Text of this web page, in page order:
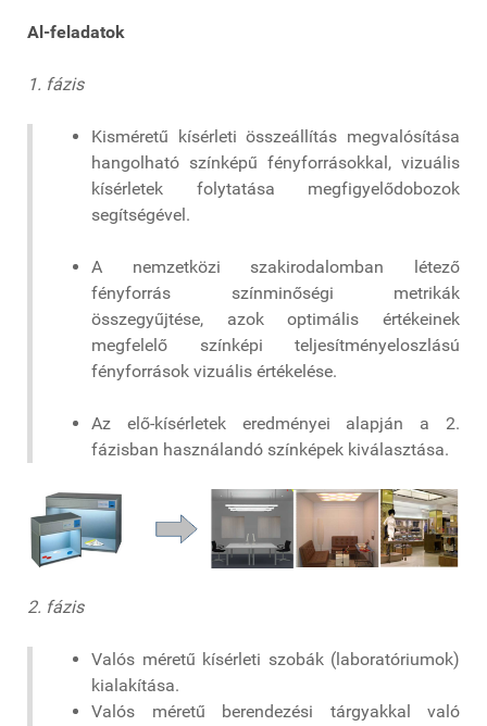
Al-feladatok
1. fázis
Kisméretű kísérleti összeállítás megvalósítása
hangolható színképű fényforrásokkal, vizuális
kísérletek folytatása megfigyelődobozok
segítségével.
A nemzetközi szakirodalomban létező
fényforrás színminőségi metrikák
összegyűjtése, azok optimális értékeinek
megfelelő színképi teljesítményeloszlású
fényforrások vizuális értékelése.
Az elő-kísérletek eredményei alapján a 2.
fázisban használandó színképek kiválasztása.
2. fázis
Valós méretű kísérleti szobák (laboratóriumok)
kialakítása.
Valós méretű berendezési tárgyakkal való